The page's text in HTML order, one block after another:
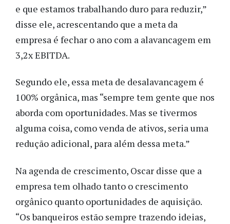
e que estamos trabalhando duro para reduzir,”
disse ele, acrescentando que a meta da
empresa é fechar o ano com a alavancagem em
3,2x EBITDA.
Segundo ele, essa meta de desalavancagem é
100% orgânica, mas “sempre tem gente que nos
aborda com oportunidades. Mas se tivermos
alguma coisa, como venda de ativos, seria uma
redução adicional, para além dessa meta.”
Na agenda de crescimento, Oscar disse que a
empresa tem olhado tanto o crescimento
orgânico quanto oportunidades de aquisição.
“Os banqueiros estão sempre trazendo ideias,